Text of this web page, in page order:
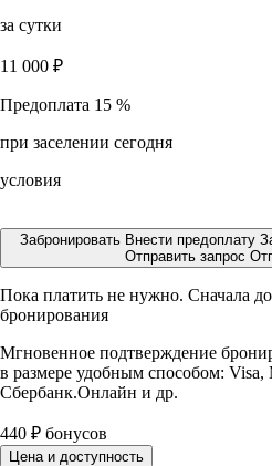
за сутки
11 000 ₽
Предоплата 15 %
при заселении сегодня
условия
Забронировать Внести предоплату
Отправить запрос
Пока платить не нужно. Сначала
бронирования
Мгновенное подтверждение
в размере удобным способом: Visa,
Сбербанк.Онлайн и др.
440 ₽ бонусов
Цена и доступность